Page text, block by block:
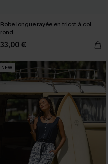
Robe longue rayée en tricot à col
rond
33,00 €
NEW